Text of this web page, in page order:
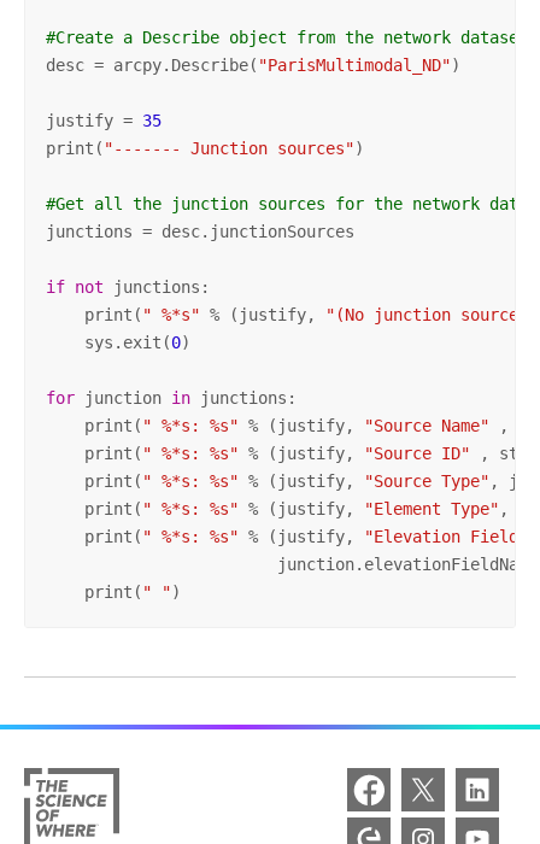
#Create a Describe object from the network dataset
desc = arcpy.Describe( "ParisMultimodal_ND")
justify = 35
print( "------- Junction sources")
#Get all the junction sources for the network
junctions = desc.junctionSources
if not junctions:
    print(
" %*s" % (justify,
"(No junction
    sys.exit(
0)
for junction in junctions:
    print(
" %*s: %s" % (justify, "Source Name" ,
    print(
" %*s: %s" % (justify, "Source ID" ,
    print(
" %*s: %s" % (justify, "Source Type" ,
    print(
" %*s: %s" % (justify, "Element Type" ,
    print(
" %*s: %s" % (justify, "Elevation Field"
    print(
" ")